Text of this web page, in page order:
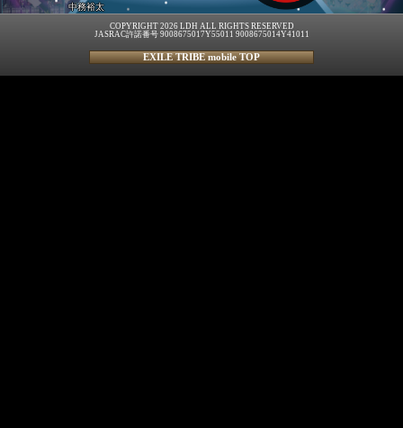
中務裕太
COPYRIGHT 2026 LDH ALL RIGHTS RESERVED
JASRAC許諾番号 9008675017Y55011 9008675014Y41011
EXILE TRIBE mobile TOP